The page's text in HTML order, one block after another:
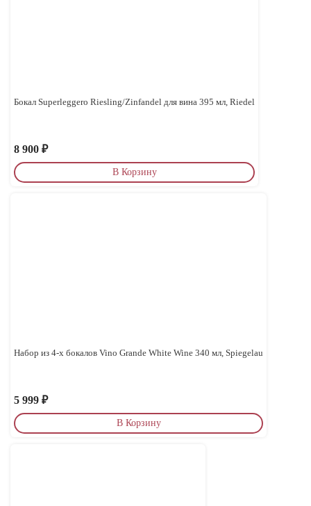
Бокал Superleggero Riesling/Zinfandel для вина 395 мл, Riedel
8 900 ₽
В Корзину
Набор из 4-х бокалов Vino Grande White Wine 340 мл, Spiegelau
5 999 ₽
В Корзину